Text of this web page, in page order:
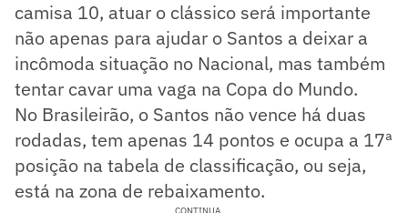
camisa 10, atuar o clássico será importante
não apenas para ajudar o Santos a deixar a
incômoda situação no Nacional, mas também
tentar cavar uma vaga na Copa do Mundo.
No Brasileirão, o Santos não vence há duas
rodadas, tem apenas 14 pontos e ocupa a 17ª
posição na tabela de classificação, ou seja,
está na zona de rebaixamento.
CONTINUA